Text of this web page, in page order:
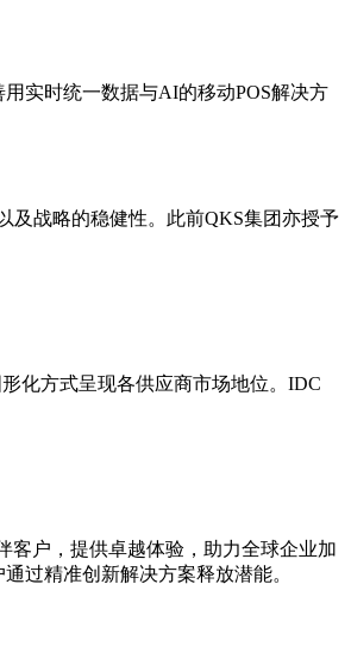
实时统一数据与AI的移动POS解决方
及战略的稳健性。此前QKS集团亦授予
化方式呈现各供应商市场地位。IDC
客户，提供卓越体验，助力全球企业加
过精准创新解决方案释放潜能。